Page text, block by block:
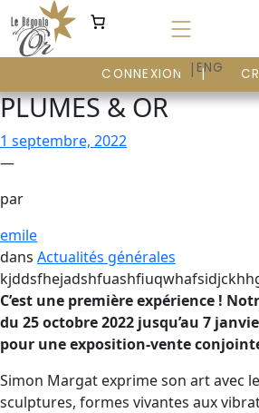
au
contenu
FR | ENG
CONNEXION
PLUMES & OR
1 septembre, 2022
—
par
emile
dans Actualités générales
C’est une première expérience !
du 25 octobre 2022 jusqu’au 7
pour une exposition-vente
Simon Margat exprime son art avec
sculptures, formes vivantes aux